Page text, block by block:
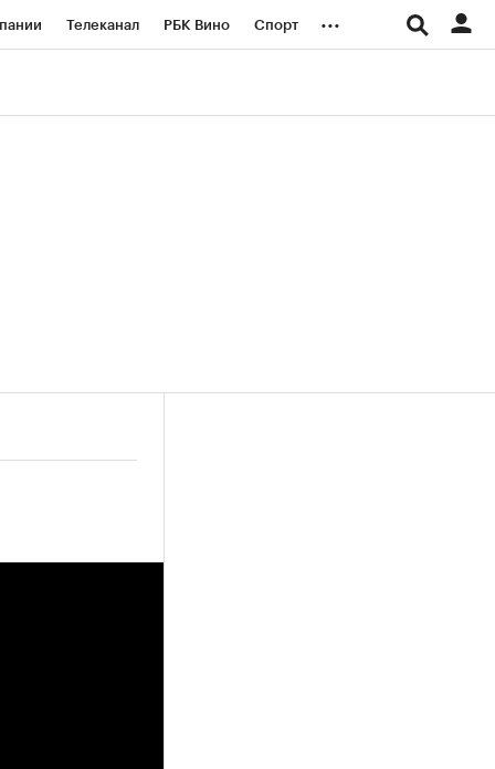
Телеканал РБК Вино Спорт ...